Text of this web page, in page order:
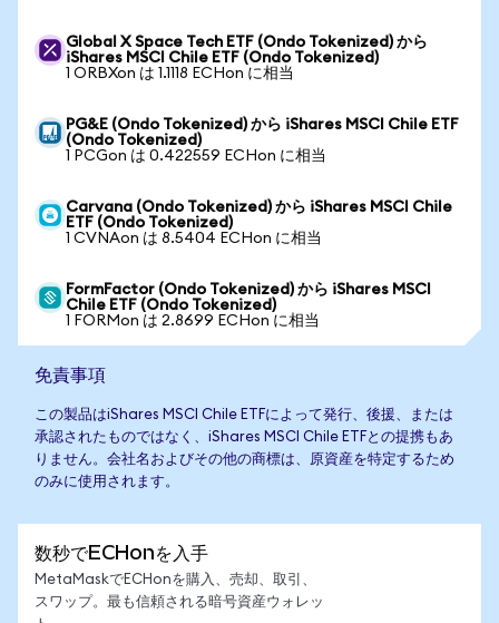
Global X Space Tech ETF (Ondo Tokenized) から
iShares MSCI Chile ETF (Ondo Tokenized)
1 ORBXon は 1.1118 ECHon に相当
PG&E (Ondo Tokenized) から iShares MSCI Chile ETF
(Ondo Tokenized)
1 PCGon は 0.422559 ECHon に相当
Carvana (Ondo Tokenized) から iShares MSCI Chile
ETF (Ondo Tokenized)
1 CVNAon は 8.5404 ECHon に相当
FormFactor (Ondo Tokenized) から iShares MSCI
Chile ETF (Ondo Tokenized)
1 FORMon は 2.8699 ECHon に相当
免責事項
この製品はiShares MSCI Chile ETFによって発行、後援、または
承認されたものではなく、iShares MSCI Chile ETFとの提携もあ
りません。会社名およびその他の商標は、原資産を特定するため
のみに使用されます。
数秒でECHonを入手
MetaMaskでECHonを購入、売却、取引、
スワップ。最も信頼される暗号資産ウォレッ